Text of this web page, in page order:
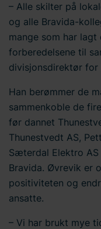
– Alle skilter på
og alle Bravida-
mange som har
forberedelsene til
divisjonsdirektør for
Han berømmer de
sammenkoble de
før dannet
Thunestvedt AS,
Sæterdal Elektro AS
Bravida. Øvrevik er
positiviteten og
ansatte.
– Vi har brukt mye